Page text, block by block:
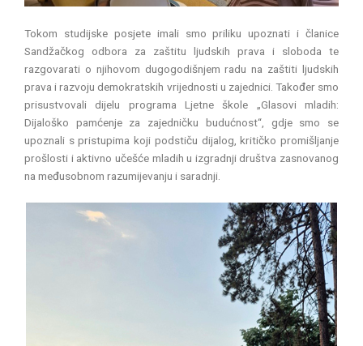
Tokom studijske posjete imali smo priliku upoznati i članice
Sandžačkog odbora za zaštitu ljudskih prava i sloboda te
razgovarati o njihovom dugogodišnjem radu na zaštiti ljudskih
prava i razvoju demokratskih vrijednosti u zajednici. Također smo
prisustvovali dijelu programa Ljetne škole „Glasovi mladih:
Dijaloško pamćenje za zajedničku budućnost“, gdje smo se
upoznali s pristupima koji podstiču dijalog, kritičko promišljanje
prošlosti i aktivno učešće mladih u izgradnji društva zasnovanog
na međusobnom razumijevanju i saradnji.